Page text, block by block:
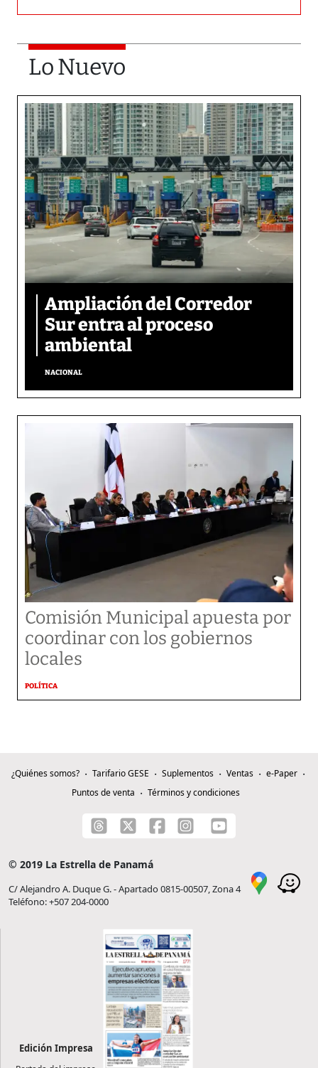
Lo Nuevo
Ampliación del Corredor
Sur entra al proceso
ambiental
NACIONAL
Comisión Municipal apuesta por
coordinar con los gobiernos
locales
POLÍTICA
¿Quiénes somos? Tarifario GESE Suplementos Ventas
e-Paper
Puntos de venta
Términos y condiciones
© 2019 La Estrella de Panamá
C/ Alejandro A. Duque G. - Apartado 0815-00507, Zona 4
Teléfono: +507 204-0000
Edición Impresa